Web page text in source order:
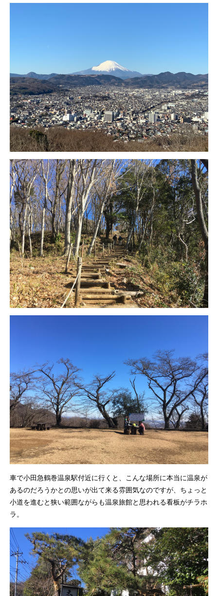
車で小田急鶴巻温泉駅付近に行くと、こんな場所に本当に温泉が
あるのだろうかとの思いが出て来る雰囲気なのですが、ちょっと
小道を進むと狭い範囲ながらも温泉旅館と思われる看板がチラホ
ラ。